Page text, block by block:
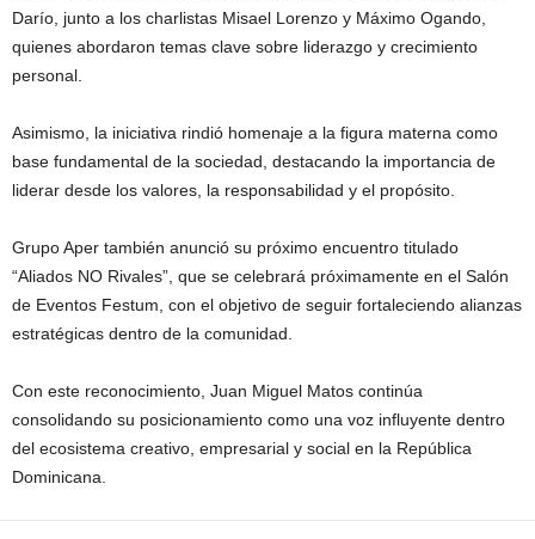
Darío, junto a los charlistas Misael Lorenzo y Máximo Ogando,
quienes abordaron temas clave sobre liderazgo y crecimiento
personal.
Asimismo, la iniciativa rindió homenaje a la figura materna como
base fundamental de la sociedad, destacando la importancia de
liderar desde los valores, la responsabilidad y el propósito.
Grupo Aper también anunció su próximo encuentro titulado
“Aliados NO Rivales”, que se celebrará próximamente en el Salón
de Eventos Festum, con el objetivo de seguir fortaleciendo alianzas
estratégicas dentro de la comunidad.
Con este reconocimiento, Juan Miguel Matos continúa
consolidando su posicionamiento como una voz influyente dentro
del ecosistema creativo, empresarial y social en la República
Dominicana.